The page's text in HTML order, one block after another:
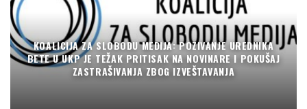
KOALICIJA ZA SLOBODU MEDIJA: POZIVANJE UREDNIKA
BETE U UKP JE TEŽAK PRITISAK NA NOVINARE I POKUŠAJ
ZASTRAŠIVANJA ZBOG IZVEŠTAVANJA